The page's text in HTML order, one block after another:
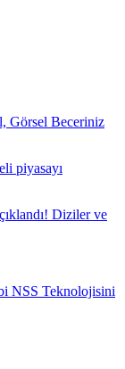
Görsel Beceriniz
piyasayı
Diziler ve
NSS Teknolojisini